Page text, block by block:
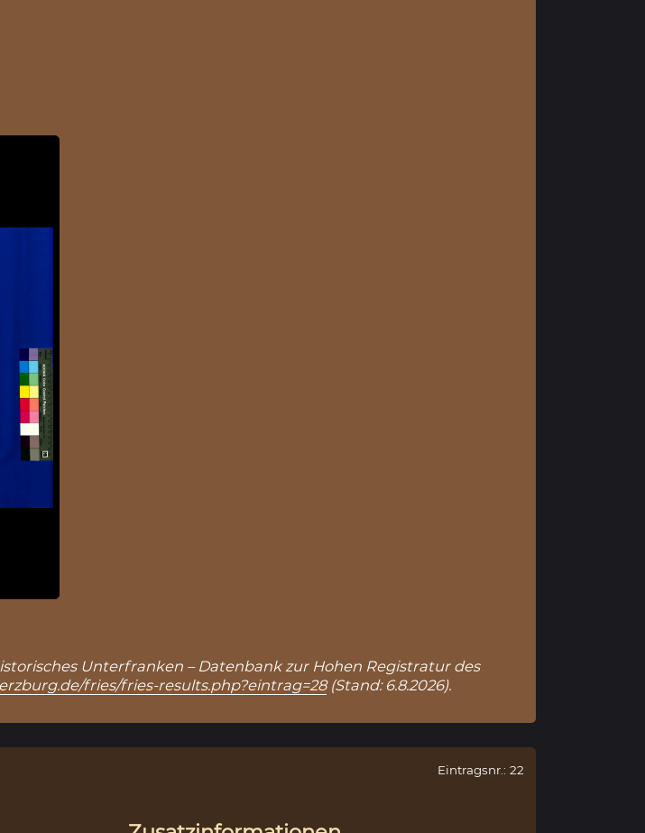
Unterfranken – Datenbank zur Hohen Registratur des
fries/fries-results.php?eintrag=28(Stand: 6.8.2026).
Eintragsnr.: 22